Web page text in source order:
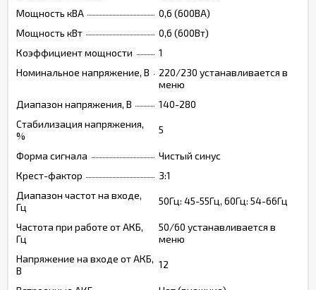
Мощность кВА
0,6 (600ВА)
Мощность кВт
0,6 (600Вт)
Коэффициент мощности
1
Номинальное напряжение, В
220/230 устанавливается в
меню
Диапазон напряжения, В
140-280
Стабилизация напряжения,
%
5
Форма сигнала
Чистый синус
Крест-фактор
3:1
Диапазон частот на входе,
Гц
50Гц: 45-55Гц, 60Гц: 54-66Гц
Частота при работе от АКБ,
Гц
50/60 устанавливается в
меню
Напряжение на входе от АКБ,
В
12